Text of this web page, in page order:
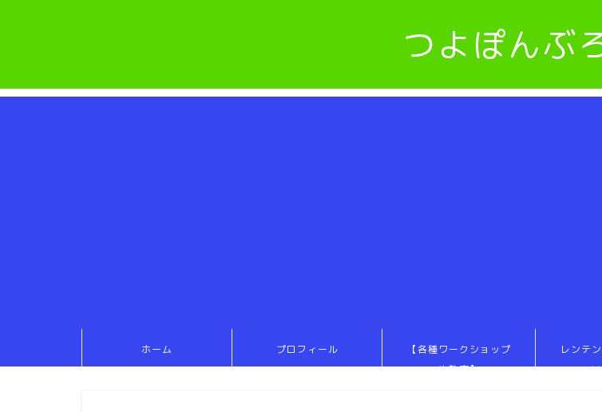
つよぽんぶ
ホーム プロフィール
【各種ワークショップ
や教室】
レンテ